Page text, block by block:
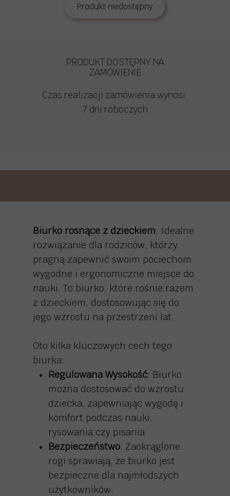
Biurko rosnące z dzieckiem: Idealne
rozwiązanie dla rodziców, którzy
pragną zapewnić swoim pociechom
wygodne i ergonomiczne miejsce do
nauki. To biurko, które rośnie razem
z dzieckiem, dostosowując się do
jego wzrostu na przestrzeni lat.
Oto kilka kluczowych cech tego
biurka:
Regulowana Wysokość: Biurko
można dostosować do wzrostu
dziecka, zapewniając wygodę i
komfort podczas nauki,
rysowania czy pisania.
Bezpieczeństwo: Zaokrąglone
rogi sprawiają, że biurko jest
bezpieczne dla najmłodszych
użytkowników.
PRODUKT DOSTĘPNY NA
ZAMÓWIENIE
Czas realizacji zamówienia wynosi:
7 dni roboczych
Produkt niedostępny